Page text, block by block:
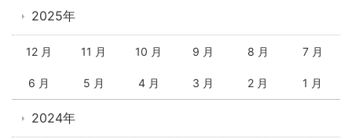
2025年
12 月 11 月 10 月 9 月 8 月 7 月
6 月 5 月 4 月 3 月 2 月 1 月
2024年